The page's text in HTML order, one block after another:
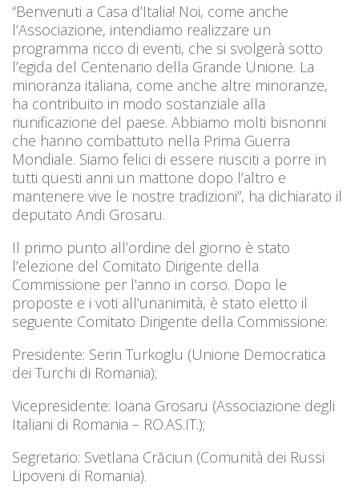
“Benvenuti a Casa d’Italia! Noi, come anche
l’Associazione, intendiamo realizzare un
programma ricco di eventi, che si svolgerà sotto
l’egida del Centenario della Grande Unione. La
minoranza italiana, come anche altre minoranze,
ha contribuito in modo sostanziale alla
riunificazione del paese. Abbiamo molti bisnonni
che hanno combattuto nella Prima Guerra
Mondiale. Siamo felici di essere riusciti a porre in
tutti questi anni un mattone dopo l’altro e
mantenere vive le nostre tradizioni”, ha dichiarato il
deputato Andi Grosaru.
Il primo punto all’ordine del giorno è stato
l’elezione del Comitato Dirigente della
Commissione per l’anno in corso. Dopo le
proposte e i voti all’unanimità, è stato eletto il
seguente Comitato Dirigente della Commissione:
Presidente: Serin Turkoglu (Unione Democratica
dei Turchi di Romania);
Vicepresidente: Ioana Grosaru (Associazione degli
Italiani di Romania – RO.AS.IT.);
Segretario: Svetlana Crăciun (Comunità dei Russi
Lipoveni di Romania).